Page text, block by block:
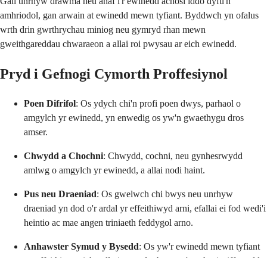
amhriodol, gan arwain at ewinedd mewn tyfiant. Byddwch yn ofalus
wrth drin gwrthrychau miniog neu gymryd rhan mewn
gweithgareddau chwaraeon a allai roi pwysau ar eich ewinedd.
Pryd i Gefnogi Cymorth Proffesiynol
Poen Difrifol: Os ydych chi'n profi poen dwys, parhaol o
amgylch yr ewinedd, yn enwedig os yw'n gwaethygu dros
amser.
Chwydd a Chochni: Chwydd, cochni, neu gynhesrwydd
amlwg o amgylch yr ewinedd, a allai nodi haint.
Pus neu Draeniad: Os gwelwch chi bwys neu unrhyw
draeniad yn dod o'r ardal yr effeithiwyd arni, efallai ei fod wedi'i
heintio ac mae angen triniaeth feddygol arno.
Anhawster Symud y Bysedd: Os yw'r ewinedd mewn tyfiant